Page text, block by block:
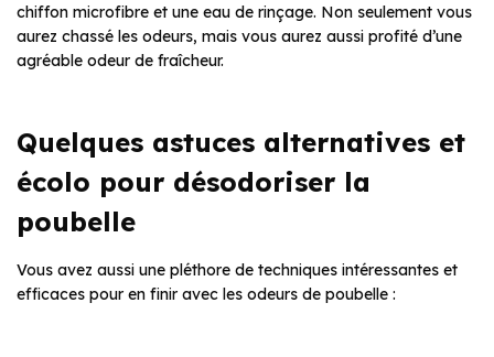
chiffon microfibre et une eau de rinçage. Non seulement vous
aurez chassé les odeurs, mais vous aurez aussi profité d’une
agréable odeur de fraîcheur.
Quelques astuces alternatives et
écolo pour désodoriser la
poubelle
Vous avez aussi une pléthore de techniques intéressantes et
efficaces pour en finir avec les odeurs de poubelle :